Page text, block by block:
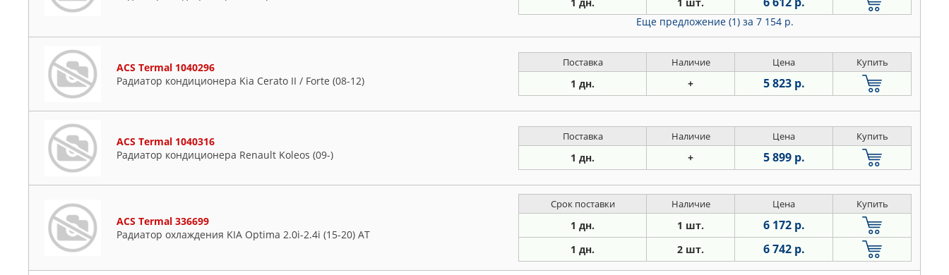
Еще предложение (1) за 7 154 р.
ACS Termal 1040296
Радиатор кондиционера Kia Cerato II / Forte (08-12)
Поставка Наличие Цена Купить
1 дн. + 5 823 р.
ACS Termal 1040316
Радиатор кондиционера Renault Koleos (09-)
Поставка Наличие Цена Купить
1 дн. + 5 899 р.
ACS Termal 336699
Радиатор охлаждения KIA Optima 2.0i-2.4i (15-20) AT
Срок поставки Наличие Цена Купить
1 дн. 1 шт. 6 172 р.
1 дн. 2 шт. 6 742 р.